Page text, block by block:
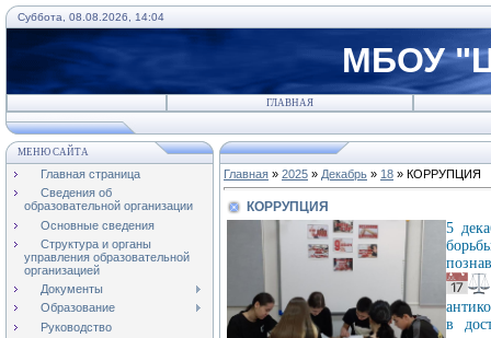
Суббота, 08.08.2026, 14:04
МБОУ
ГЛАВНАЯ
МЕНЮ САЙТА
Главная страница
Сведения об
образовательной организации
Основные сведения
Структура и органы
управления образовательной
организацией
Документы
Образование
Руководство
Главная » 2025 » Декабрь » 18 » КОРРУПЦИЯ
КОРРУПЦИЯ
5
в